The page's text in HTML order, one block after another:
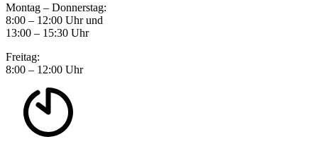
Montag – Donnerstag:
8:00 – 12:00 Uhr und
13:00 – 15:30 Uhr
Freitag:
8:00 – 12:00 Uhr